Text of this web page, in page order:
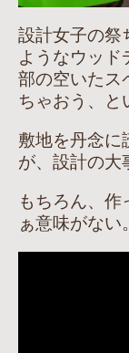
設計女子の祭
ようなウッド
部の空いたス
ちゃおう、と
敷地を丹念に
が、設計の大
もちろん、作
ぁ意味がない。